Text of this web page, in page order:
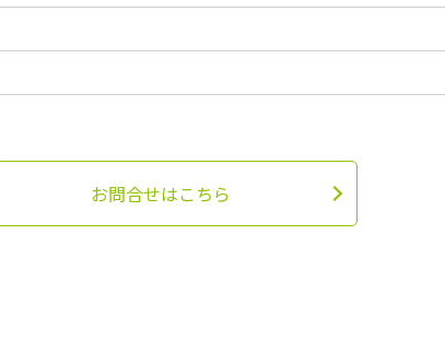
お問合せはこちら